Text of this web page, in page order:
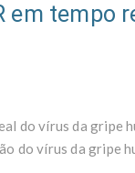
em tempo
do vírus da gripe
do vírus da gripe